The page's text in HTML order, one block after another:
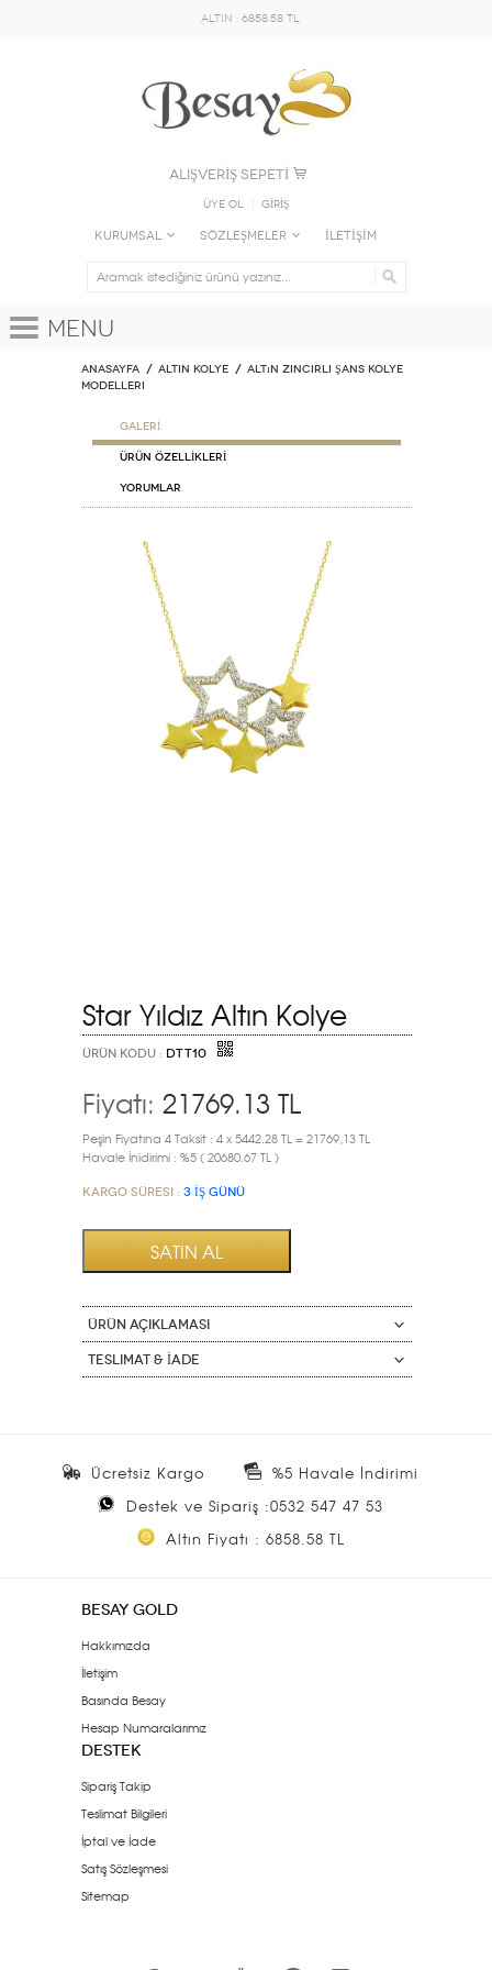
ALTIN : 6858.58 TL
ALIŞVERİŞ SEPETİ
Üye Ol GİRİŞ
KURUMSAL SÖZLEŞMELER İLETİŞİM
Menu
Anasayfa ALTIN KOLYE
Altın Zincirli Şans Kolye
Modelleri
GALERİ
ÜRÜN ÖZELLİKLERİ
Yorumlar
Star Yıldız Altın Kolye
ÜRÜN KODU : DTT10
Fiyatı: 21769.13 TL
Peşin Fiyatına 4 Taksit : 4 x 5442.28 TL = 21769,13 TL
Havale İnidirimi : %5 ( 20680.67 TL )
Kargo Süresi : 3 İŞ GÜNÜ
ÜRÜN AÇIKLAMASI
Teslimat & İade
Ücretsiz Kargo
%5 Havale İndirimi
Destek ve Sipariş :0532 547 47 53
Altın Fiyatı : 6858.58 TL
BESAY GOLD
Hakkımızda
İletişim
Basında Besay
Hesap Numaralarımız
DESTEK
Sipariş Takip
Teslimat Bilgileri
İptal ve İade
Satış Sözleşmesi
Sitemap